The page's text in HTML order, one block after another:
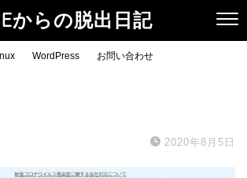
からの脱出日記
WordPress お問い合わせ
2020年8月5日